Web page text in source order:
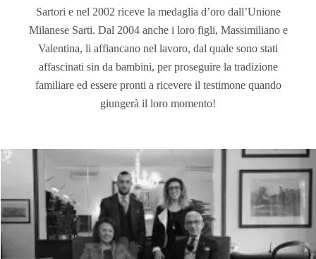
Sartori e nel 2002 riceve la medaglia d’oro dall’Unione
Milanese Sarti. Dal 2004 anche i loro figli, Massimiliano e
Valentina, li affiancano nel lavoro, dal quale sono stati
affascinati sin da bambini, per proseguire la tradizione
familiare ed essere pronti a ricevere il testimone quando
giungerà il loro momento!